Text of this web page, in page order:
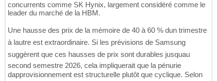
concurrents comme SK Hynix, largement considéré comme le
leader du marché de la HBM.
Une hausse des prix de la mémoire de 40 à 60 % dun trimestre
à lautre est extraordinaire. Si les prévisions de Samsung
suggèrent que ces hausses de prix sont durables jusquau
second semestre 2026, cela impliquerait que la pénurie
dapprovisionnement est structurelle plutôt que cyclique. Selon